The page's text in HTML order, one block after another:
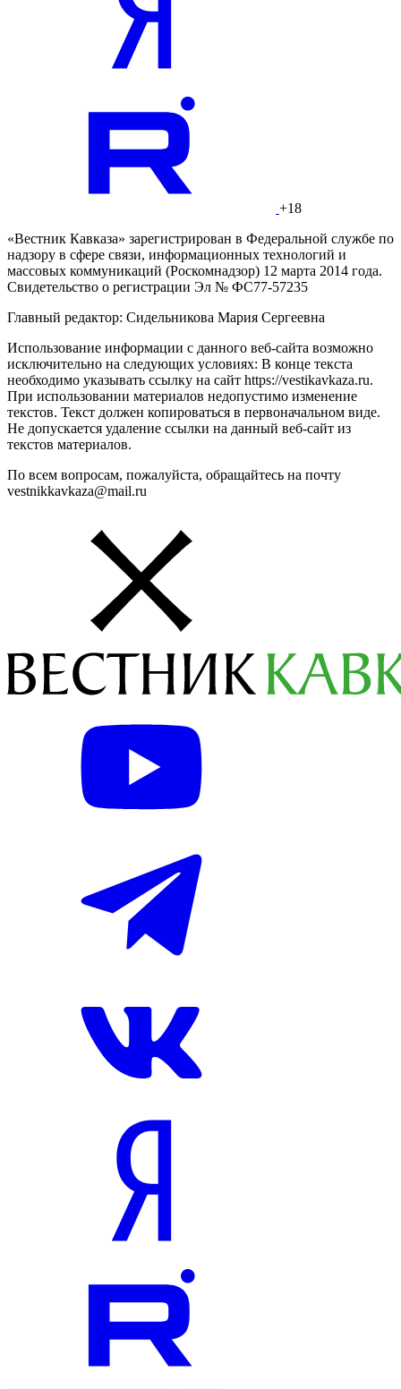
+18
«Вестник Кавказа» зарегистрирован в Федеральной службе по
надзору в сфере связи, информационных технологий и
массовых коммуникаций (Роскомнадзор) 12 марта 2014 года.
Свидетельство о регистрации Эл № ФС77-57235
Главный редактор: Сидельникова Мария Сергеевна
Использование информации с данного веб-сайта возможно
исключительно на следующих условиях: В конце текста
необходимо указывать ссылку на сайт https://vestikavkaza.ru.
При использовании материалов недопустимо изменение
текстов. Текст должен копироваться в первоначальном виде.
Не допускается удаление ссылки на данный веб-сайт из
текстов материалов.
По всем вопросам, пожалуйста, обращайтесь на почту
vestnikkavkaza@mail.ru